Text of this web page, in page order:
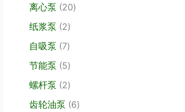
品
产
品
离心泵 202
纸浆泵 22
产
品
自吸泵 77
产
品
节能泵 55
产
品
螺杆泵 22
齿轮油泵 66